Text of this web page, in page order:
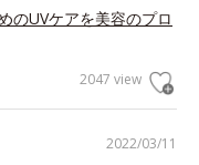
のUVケアを美容のプロ
2047 view
2022/03/11